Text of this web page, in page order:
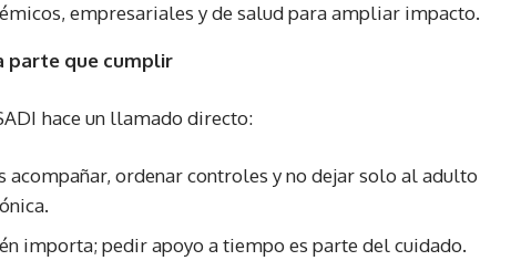
empresariales y de salud para ampliar impacto.
parte que cumplir
hace un llamado directo:
acompañar, ordenar controles y no dejar solo al adulto
importa; pedir apoyo a tiempo es parte del cuidado.